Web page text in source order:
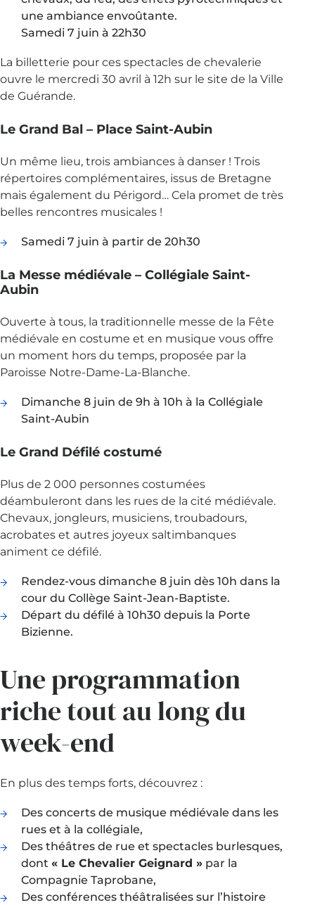
une ambiance envoûtante.
Samedi 7 juin à 22h30
La billetterie pour ces spectacles de chevalerie
ouvre le mercredi 30 avril à 12h sur le site de la Ville
de Guérande.
Le Grand Bal – Place Saint-Aubin
Un même lieu, trois ambiances à danser ! Trois
répertoires complémentaires, issus de Bretagne
mais également du Périgord… Cela promet de très
belles rencontres musicales !
Samedi 7 juin à partir de 20h30
La Messe médiévale – Collégiale Saint-
Aubin
Ouverte à tous, la traditionnelle messe de la Fête
médiévale en costume et en musique vous offre
un moment hors du temps, proposée par la
Paroisse Notre-Dame-La-Blanche.
Dimanche 8 juin de 9h à 10h à la Collégiale
Saint-Aubin
Le Grand Défilé costumé
Plus de 2 000 personnes costumées
déambuleront dans les rues de la cité médiévale.
Chevaux, jongleurs, musiciens, troubadours,
acrobates et autres joyeux saltimbanques
animent ce défilé.
Rendez-vous dimanche 8 juin dès 10h dans la
cour du Collège Saint-Jean-Baptiste.
Départ du défilé à 10h30 depuis la Porte
Bizienne.
Une programmation
riche tout au long du
week-end
En plus des temps forts, découvrez :
Des concerts de musique médiévale dans les
rues et à la collégiale,
Des théâtres de rue et spectacles burlesques,
dont « Le Chevalier Geignard » par la
Compagnie Taprobane,
Des conférences théâtralisées sur l’histoire